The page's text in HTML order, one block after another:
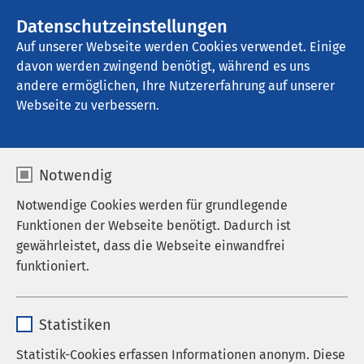
Datenschutzeinstellungen
Auf unserer Webseite werden Cookies verwendet. Einige
davon werden zwingend benötigt, während es uns
andere ermöglichen, Ihre Nutzererfahrung auf unserer
Webseite zu verbessern.
Notwendig
Notwendige Cookies werden für grundlegende
Funktionen der Webseite benötigt. Dadurch ist
gewährleistet, dass die Webseite einwandfrei
funktioniert.
Anbieter sgalinski
Statistiken
Statistik-Cookies erfassen Informationen anonym. Diese
AMEOS Klinikum Bad Salzuflen
Suchterkrankungen
Eine Sucht ist die psychische oder physische
Abhängigkeit von einer Substanz oder einem
die Verhaltensweise auf das Belohnungszentrum im
Gehirn wirkt und dort positive Gefühle auslöst. Laut
auf einer Fehlregulierung im Gehirn beruht. Sowohl